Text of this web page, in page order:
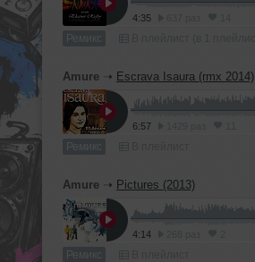
4:35
Ремикс
Amure ➝ Escrava Isaura (rmx 2014)
6:57
Ремикс
Amure ➝ Pictures (2013)
4:14
Ремикс